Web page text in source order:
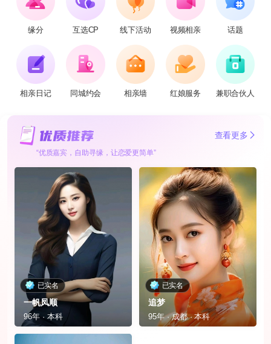
缘分 互选CP 线下活动 视频相亲 话题
相亲日记 同城约会 相亲墙 红娘服务 兼职合伙人
查看更多
“优质嘉宾，自助寻缘，让恋爱更简单”
已实名
一帆凤顺
96年 · 本科
已实名
追梦
95年 · 成都 · 本科